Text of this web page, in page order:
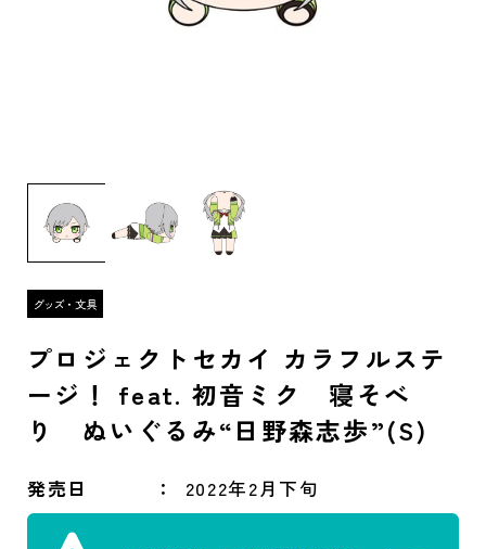
プロジェクトセカイ カラフルステ
ージ！ feat. 初音ミク 寝そべ
り ぬいぐるみ“日野森志歩”(S)
発売日 2022年2月下旬